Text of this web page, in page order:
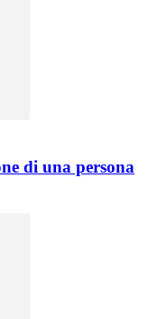
di una persona